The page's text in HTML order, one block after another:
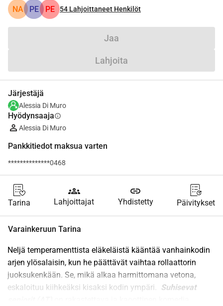
NA PE PE 54 Lahjoittaneet Henkilöt
Jaa
Lahjoita
Järjestäjä
Alessia Di Muro
Hyödynsaajainfo
Alessia Di Muro
Pankkitiedot maksua varten
**************0468
Tarina
groups
Lahjoittajat
link
Yhdistetty Päivitykset
Varainkeruun Tarina
Neljä temperamenttista eläkeläistä kääntää vanhainkodin
arjen ylösalaisin, kun he päättävät vaihtaa rollaattorin
juoksukenkään. Se, mikä alkaa harmittomana vetona,
eskaloituu kiihkeäksi kisaksi kodin ympäri.
Suhisevat